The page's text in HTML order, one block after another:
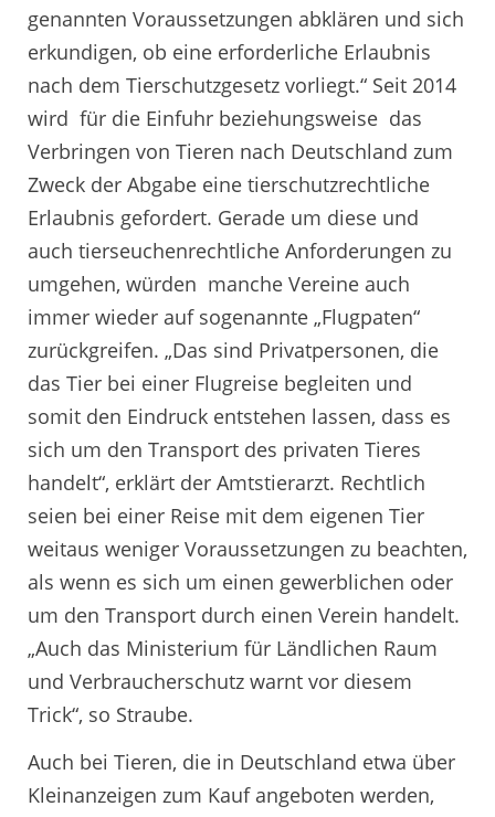
genannten Voraussetzungen abklären und sich
erkundigen, ob eine erforderliche Erlaubnis
nach dem Tierschutzgesetz vorliegt.“ Seit 2014
wird für die Einfuhr beziehungsweise das
Verbringen von Tieren nach Deutschland zum
Zweck der Abgabe eine tierschutzrechtliche
Erlaubnis gefordert. Gerade um diese und
auch tierseuchenrechtliche Anforderungen zu
umgehen, würden manche Vereine auch
immer wieder auf sogenannte „Flugpaten“
zurückgreifen. „Das sind Privatpersonen, die
das Tier bei einer Flugreise begleiten und
somit den Eindruck entstehen lassen, dass es
sich um den Transport des privaten Tieres
handelt“, erklärt der Amtstierarzt. Rechtlich
seien bei einer Reise mit dem eigenen Tier
weitaus weniger Voraussetzungen zu beachten,
als wenn es sich um einen gewerblichen oder
um den Transport durch einen Verein handelt.
„Auch das Ministerium für Ländlichen Raum
und Verbraucherschutz warnt vor diesem
Trick“, so Straube.
Auch bei Tieren, die in Deutschland etwa über
Kleinanzeigen zum Kauf angeboten werden,